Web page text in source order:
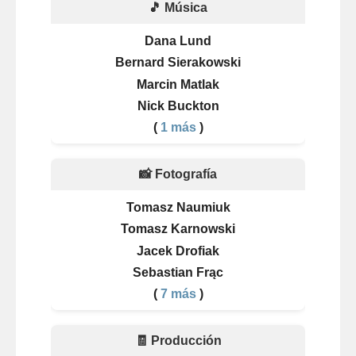
🎵 Música
Dana Lund
Bernard Sierakowski
Marcin Matlak
Nick Buckton
( 1 más)
📸 Fotografía
Tomasz Naumiuk
Tomasz Karnowski
Jacek Drofiak
Sebastian Frąc
( 7 más)
🧾 Producción